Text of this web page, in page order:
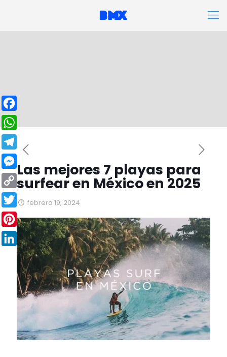
Las mejores 7 playas para
surfear en México en 2025
febrero 19, 2024
Facebook
WhatsApp
Telegram
Messenger
Copy
Link
Twitter
Pinterest
LinkedIn